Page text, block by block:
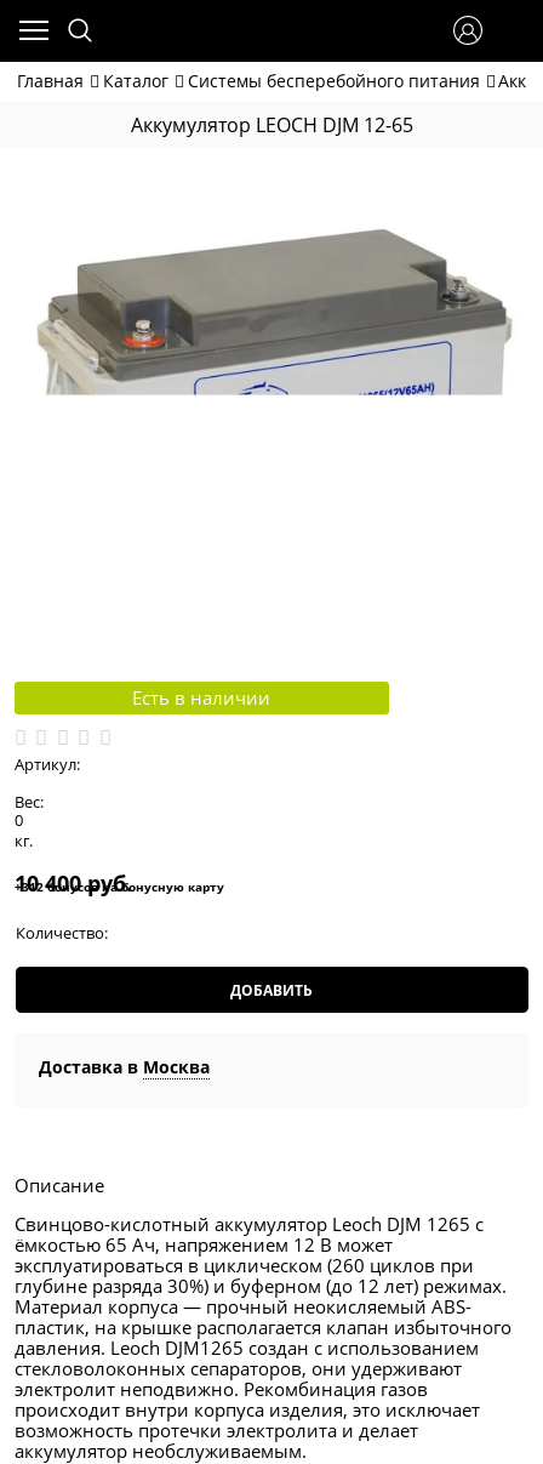
Главная Каталог Системы бесперебойного питания
Аккумулятор LEOCH DJM 12-65
Есть в наличии
Артикул:
Вес:
0
кг.
10 400 руб.
+312 бонусов на бонусную карту
Количество:
ДОБАВИТЬ
Доставка в Москва
Описание
Свинцово-кислотный аккумулятор Leoch DJM 1265 с
ёмкостью 65 Ач, напряжением 12 В может
эксплуатироваться в циклическом (260 циклов при
глубине разряда 30%) и буферном (до 12 лет) режимах.
Материал корпуса — прочный неокисляемый ABS-
пластик, на крышке располагается клапан избыточного
давления. Leoch DJM1265 создан с использованием
стекловолоконных сепараторов, они удерживают
электролит неподвижно. Рекомбинация газов
происходит внутри корпуса изделия, это исключает
возможность протечки электролита и делает
аккумулятор необслуживаемым.